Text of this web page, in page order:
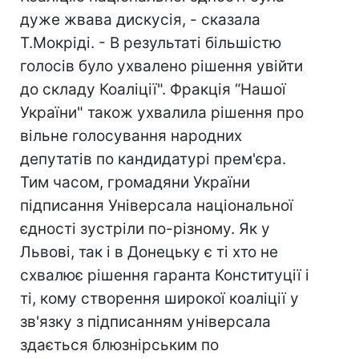
дуже жвава дискусія, - сказала
Т.Мокріді. - В результаті більшістю
голосів було ухвалено рішення увійти
до складу Коаліції". Фракція “Нашої
України" також ухвалила рішення про
вільне голосування народних
депутатів по кандидатурі прем'єра.
Тим часом, громадяни України
підписання Універсала національної
єдності зустріли по-різному. Як у
Львові, так і в Донецьку є ті хто не
схвалює рішення гаранта Конституції і
ті, кому створення широкої коаліції у
зв'язку з підписанням універсала
здається блюзнірським по